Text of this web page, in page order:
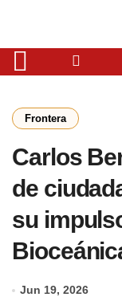
Frontera
Carlos
de
su
Jun 19, 2026